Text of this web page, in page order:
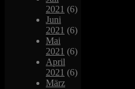
2021 (6)
Juni
2021 (6)
Mai
2021 (6)
April
2021 (6)
März